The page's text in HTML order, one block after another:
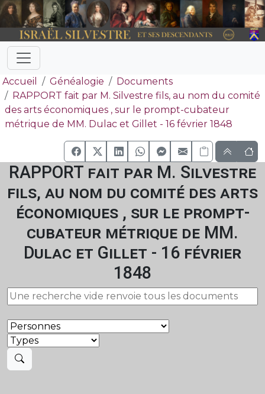
Accueil Généalogie
Documents
RAPPORT fait par M. Silvestre fils, au nom du comité
des arts économiques , sur le prompt-cubateur
métrique de MM. Dulac et Gillet - 16 février 1848
RAPPORT fait par M. Silvestre
fils, au nom du comité des arts
économiques , sur le prompt-
cubateur métrique de MM.
Dulac et Gillet - 16 février
1848